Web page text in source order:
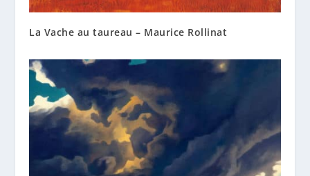
La Vache au taureau – Maurice Rollinat